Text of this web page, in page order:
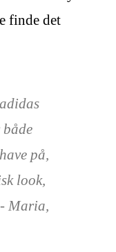
finde det
både
på,
look,
Maria,